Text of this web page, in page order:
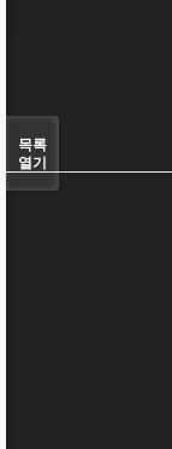
목록
열기